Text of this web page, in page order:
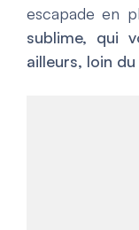
escapade en
sublime, qui
ailleurs, loin